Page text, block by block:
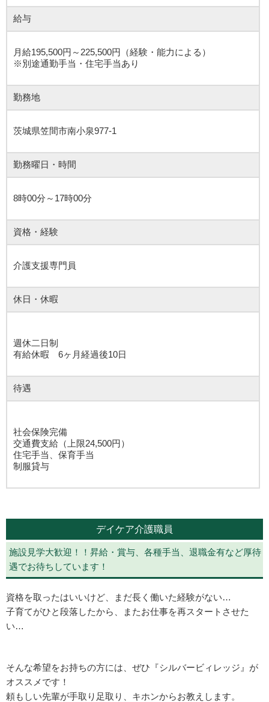
給与
月給195,500円～225,500円（経験・能力による）
※別途通勤手当・住宅手当あり
勤務地
茨城県笠間市南小泉977-1
勤務曜日・時間
8時00分～17時00分
資格・経験
介護支援専門員
休日・休暇
週休二日制
有給休暇 6ヶ月経過後10日
待遇
社会保険完備
交通費支給（上限24,500円）
住宅手当、保育手当
制服貸与
デイケア介護職員
施設見学大歓迎！！昇給・賞与、各種手当、退職金有など厚待
遇でお待ちしています！
資格を取ったはいいけど、まだ長く働いた経験がない…
子育てがひと段落したから、またお仕事を再スタートさせた
い…
そんな希望をお持ちの方には、ぜひ『シルバービィレッジ』が
オススメです！
頼もしい先輩が手取り足取り、キホンからお教えします。